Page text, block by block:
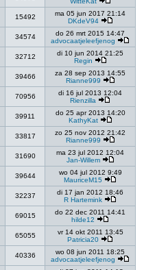
15492
ma 05 jun 2017 21:14
DKdeV94
34574
do 26 mrt 2015 14:47
advocaatjeleefjenog
32712
di 10 jun 2014 21:25
Regin
39466
za 28 sep 2013 14:55
Rianne999
70956
di 16 jul 2013 12:04
Rienzilla
39911
do 25 apr 2013 14:20
KathyKat
33817
zo 25 nov 2012 21:42
Rianne999
31690
ma 23 jul 2012 12:04
Jan-Willem
39644
wo 04 jul 2012 9:49
MauriceM15
32237
di 17 jan 2012 18:46
R Hartemink
69015
do 22 dec 2011 14:41
hilde12
65055
vr 14 okt 2011 13:45
Patricia20
40336
wo 08 jun 2011 18:25
advocaatjeleefjenog